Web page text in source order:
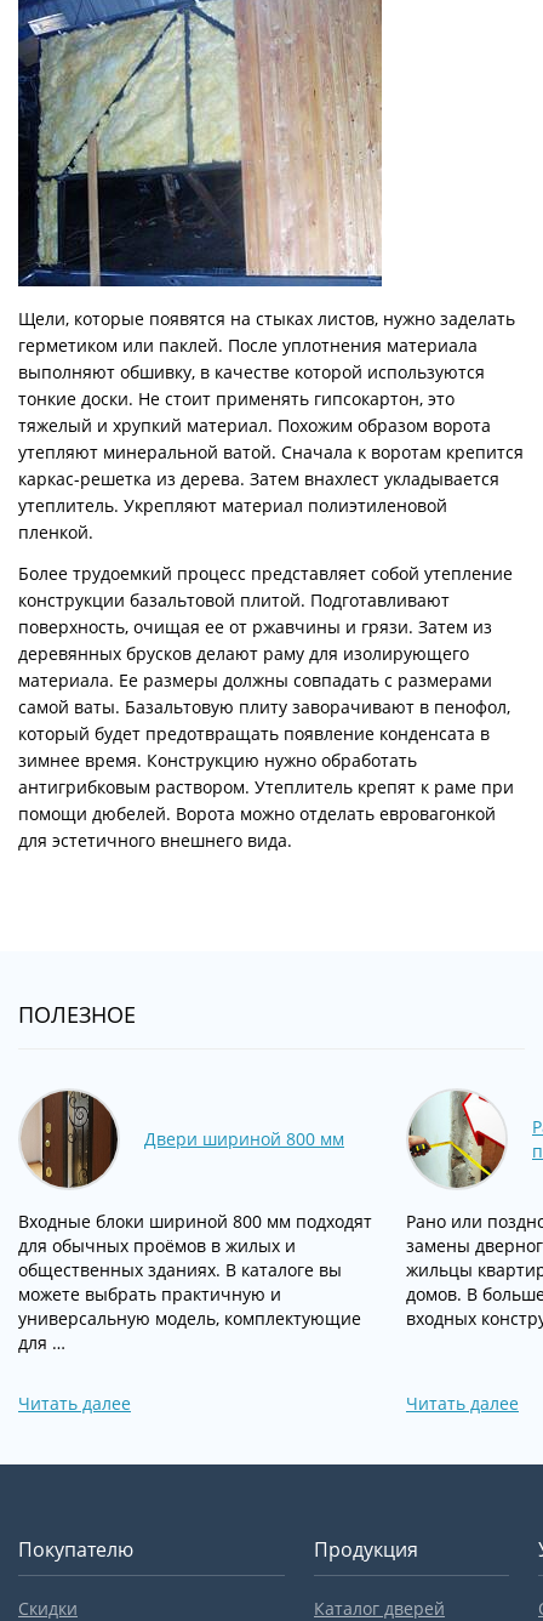
Щели, которые появятся на стыках листов, нужно заделать
герметиком или паклей. После уплотнения материала
выполняют обшивку, в качестве которой используются
тонкие доски. Не стоит применять гипсокартон, это
тяжелый и хрупкий материал. Похожим образом ворота
утепляют минеральной ватой. Сначала к воротам крепится
каркас-решетка из дерева. Затем внахлест укладывается
утеплитель. Укрепляют материал полиэтиленовой
пленкой.
Более трудоемкий процесс представляет собой утепление
конструкции базальтовой плитой. Подготавливают
поверхность, очищая ее от ржавчины и грязи. Затем из
деревянных брусков делают раму для изолирующего
материала. Ее размеры должны совпадать с размерами
самой ваты. Базальтовую плиту заворачивают в пенофол,
который будет предотвращать появление конденсата в
зимнее время. Конструкцию нужно обработать
антигрибковым раствором. Утеплитель крепят к раме при
помощи дюбелей. Ворота можно отделать евровагонкой
для эстетичного внешнего вида.
ПОЛЕЗНОЕ
Двери шириной 800 мм
Входные блоки шириной 800 мм подходят
для обычных проёмов в жилых и
общественных зданиях. В каталоге вы
можете выбрать практичную и
универсальную модель, комплектующие
для …
Читать далее
Рано или
замены
жильцы
домов. В
входных
Читать далее
Покупателю
Скидки
Продукция
Каталог дверей